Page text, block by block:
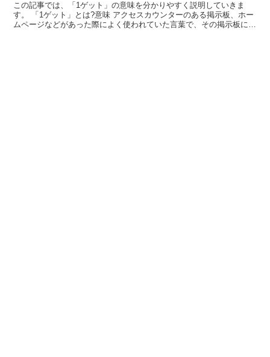
この記事では、「1ゲット」の意味を分かりやすく説明していきま
す。 「1ゲット」とは?意味 アクセスカウンターのある掲示板、ホー
ムページなどがあった際によく使われていた言葉で、その掲示板に初